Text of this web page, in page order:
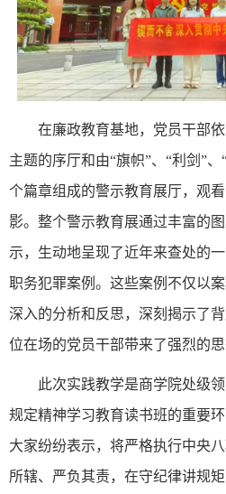
在廉政教育基地，党员干部
主题的序厅和由“旗帜”、“利剑”、
个篇章组成的警示教育展厅，观
影。整个警示教育展通过丰富的
示，生动地呈现了近年来查处的
职务犯罪案例。这些案例不仅以
深入的分析和反思，深刻揭示了
位在场的党员干部带来了强烈的思
此次实践教学是商学院处级
规定精神学习教育读书班的重要
大家纷纷表示，将严格执行中央
所辖、严负其责，在守纪律讲规